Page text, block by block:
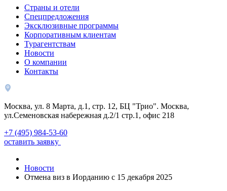
Страны и отели
Спецпредложения
Эксклюзивные программы
Корпоративным клиентам
Турагентствам
Новости
О компании
Контакты
Москва, ул. 8 Марта, д.1, стр. 12, БЦ "Трио". Москва,
ул.Семеновская набережная д.2/1 стр.1, офис 218
+7 (495) 984-53-60
оставить заявку
Новости
Отмена виз в Иорданию с 15 декабря 2025